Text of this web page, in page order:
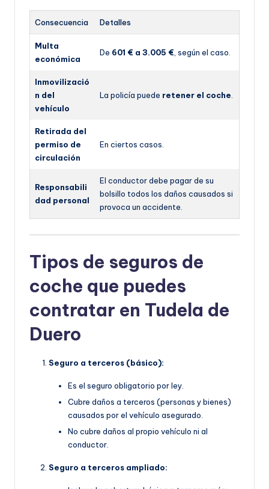
Consecuencia Detalles
Multa
económica
De 601 € a 3.005 € , según el caso.
Inmovilizació
n del
vehículo
La policía puede retener el coche
Retirada del
permiso de
circulación
En ciertos casos.
Responsabili
dad personal
El conductor debe pagar de su
bolsillo todos los daños causados si
provoca un accidente.
Tipos de seguros de
coche que puedes
contratar en Tudela de
Duero
Seguro a terceros (básico):
Es el seguro obligatorio por ley.
Cubre daños a terceros (personas y bienes)
causados por el vehículo asegurado.
No cubre daños al propio vehículo ni al
conductor.
Seguro a terceros ampliado: